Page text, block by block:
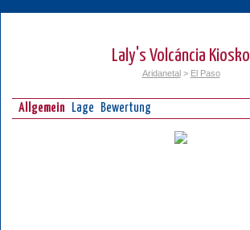
Laly's Volcáncia Kiosko
Aridanetal> El Paso
Allgemein Lage Bewertung